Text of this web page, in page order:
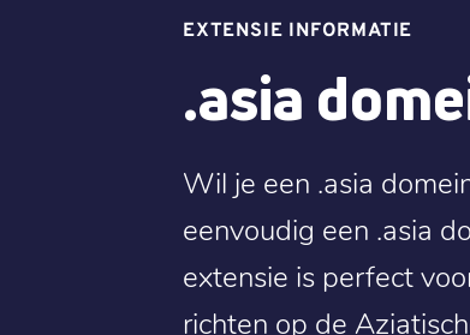
EXTENSIE INFORMATIE
.asia
Wil je een .asia
eenvoudig een .asia
extensie is perfect
richten op de